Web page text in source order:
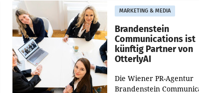
aus, womit sich das
gegenüber Juli 2025
verdoppelte (+102
MARKETING & MEDIA
Brandenstein
Communications ist
künftig Partner von
OtterlyAI
Die Wiener PR-Agentur
Brandenstein